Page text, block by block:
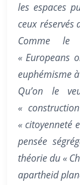
les espaces
ceux réservés
Comme le
« Europeans
euphémisme
Qu’on le
«
« citoyenneté
pensée
théorie du «
apartheid